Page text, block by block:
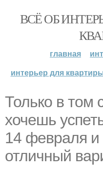
ВСЁ ОБ
главная
интерьер для
Только в том
хочешь
14 февраля и
отличный